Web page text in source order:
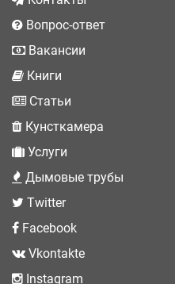
Вопрос-ответ
Вакансии
Книги
Статьи
Кунсткамера
Услуги
Дымовые трубы
Twitter
Facebook
Vkontakte
Instagram